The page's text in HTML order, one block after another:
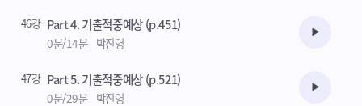
46강 Part 4. 기출적중예상 (p.451)
0분/14분 박진영 수강준비
47강 Part 5. 기출적중예상 (p.521)
0분/29분 박진영 수강준비